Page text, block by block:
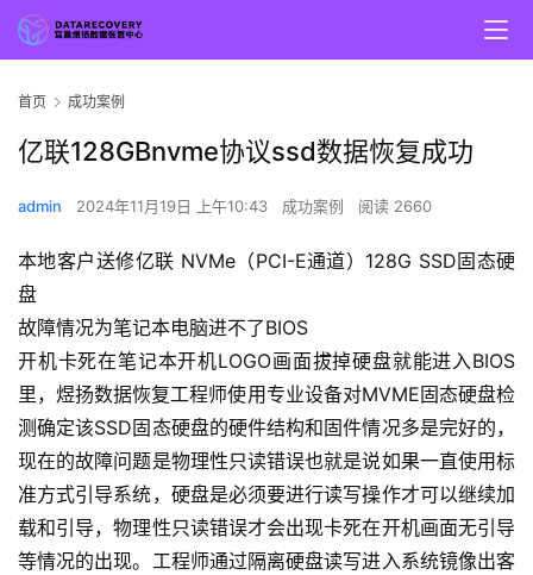
首页 成功案例
亿联128GBnvme协议ssd数据恢复成功
admin 2024年11月19日 上午10:43 成功案例 阅读 2660
本地客户送修亿联 NVMe（PCI-E通道）128G SSD固态硬
盘
故障情况为笔记本电脑进不了BIOS
开机卡死在笔记本开机LOGO画面拔掉硬盘就能进入BIOS
里，煜扬数据恢复工程师使用专业设备对MVME固态硬盘检
测确定该SSD固态硬盘的硬件结构和固件情况多是完好的，
现在的故障问题是物理性只读错误也就是说如果一直使用标
准方式引导系统，硬盘是必须要进行读写操作才可以继续加
载和引导，物理性只读错误才会出现卡死在开机画面无引导
等情况的出现。工程师通过隔离硬盘读写进入系统镜像出客